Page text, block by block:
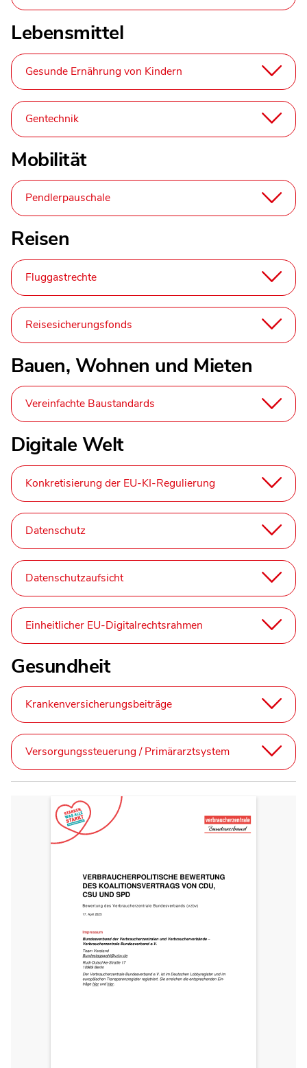
Lebensmittel
Gesunde Ernährung von Kindern
Gentechnik
Mobilität
Pendlerpauschale
Reisen
Fluggastrechte
Reisesicherungsfonds
Bauen, Wohnen und Mieten
Vereinfachte Baustandards
Digitale Welt
Konkretisierung der EU-KI-Regulierung
Datenschutz
Datenschutzaufsicht
Einheitlicher EU-Digitalrechtsrahmen
Gesundheit
Krankenversicherungsbeiträge
Versorgungssteuerung / Primärarztsystem